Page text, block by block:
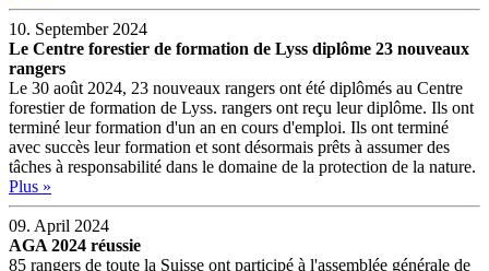
10. September 2024
Le Centre forestier de formation de Lyss diplôme 23 nouveaux
rangers
Le 30 août 2024, 23 nouveaux rangers ont été diplômés au Centre
forestier de formation de Lyss. rangers ont reçu leur diplôme. Ils ont
terminé leur formation d'un an en cours d'emploi. Ils ont terminé
avec succès leur formation et sont désormais prêts à assumer des
tâches à responsabilité dans le domaine de la protection de la nature.
Plus »
09. April 2024
AGA 2024 réussie
85 rangers de toute la Suisse ont participé à l'assemblée générale de